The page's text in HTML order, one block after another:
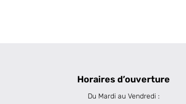
Horaires d’ouverture
Du Mardi au Vendredi :